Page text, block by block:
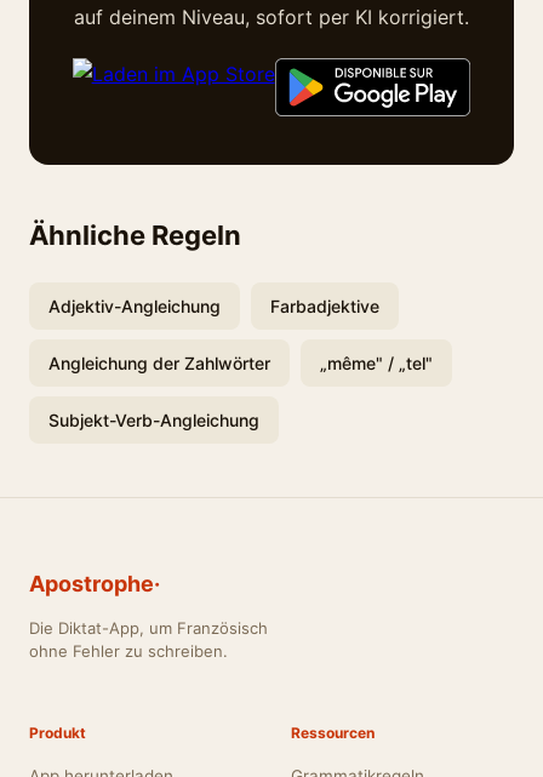
auf deinem Niveau, sofort per KI korrigiert.
Ähnliche Regeln
Adjektiv-Angleichung Farbadjektive
Angleichung der Zahlwörter „même" / „tel"
Subjekt-Verb-Angleichung
Apostrophe·
Die Diktat-App, um Französisch
ohne Fehler zu schreiben.
Produkt Ressourcen